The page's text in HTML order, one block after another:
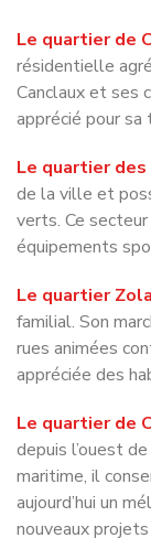
Canclaux et ses
apprécié pour
Le quartier
verts. Ce
équipements
Le quartier
rues animées
appréciée des
Le quartier de
maritime, il
aujourd’hui un
nouveaux projets
Le quartier